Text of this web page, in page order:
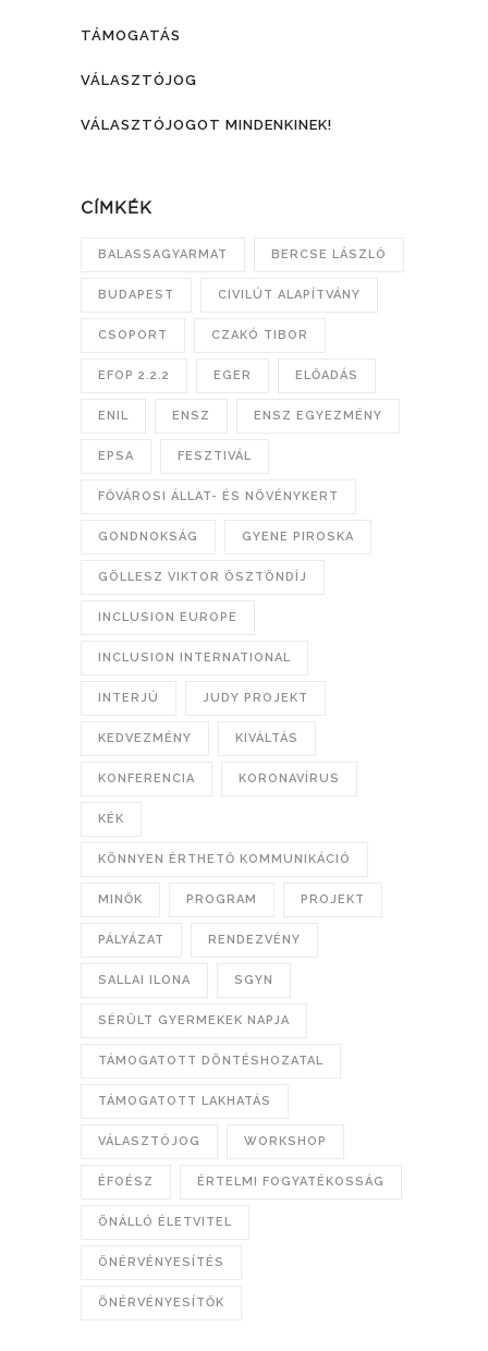
TÁMOGATÁS
VÁLASZTÓJOG
VÁLASZTÓJOGOT MINDENKINEK!
CÍMKÉK
BALASSAGYARMAT BERCSE LÁSZLÓ
BUDAPEST CIVILÚT ALAPÍTVÁNY
CSOPORT CZAKÓ TIBOR
EFOP 2.2.2 EGER ELŐADÁS
ENIL ENSZ ENSZ EGYEZMÉNY
EPSA FESZTIVÁL
FŐVÁROSI ÁLLAT- ÉS NÖVÉNYKERT
GONDNOKSÁG GYENE PIROSKA
GÖLLESZ VIKTOR ÖSZTÖNDÍJ
INCLUSION EUROPE
INCLUSION INTERNATIONAL
INTERJÚ JUDY PROJEKT
KEDVEZMÉNY KIVÁLTÁS
KONFERENCIA KORONAVÍRUS
KÉK
KÖNNYEN ÉRTHETŐ KOMMUNIKÁCIÓ
MINŐK PROGRAM PROJEKT
PÁLYÁZAT RENDEZVÉNY
SALLAI ILONA SGYN
SÉRÜLT GYERMEKEK NAPJA
TÁMOGATOTT DÖNTÉSHOZATAL
TÁMOGATOTT LAKHATÁS
VÁLASZTÓJOG WORKSHOP
ÉFOÉSZ ÉRTELMI FOGYATÉKOSSÁG
ÖNÁLLÓ ÉLETVITEL
ÖNÉRVÉNYESÍTÉS
ÖNÉRVÉNYESÍTŐK